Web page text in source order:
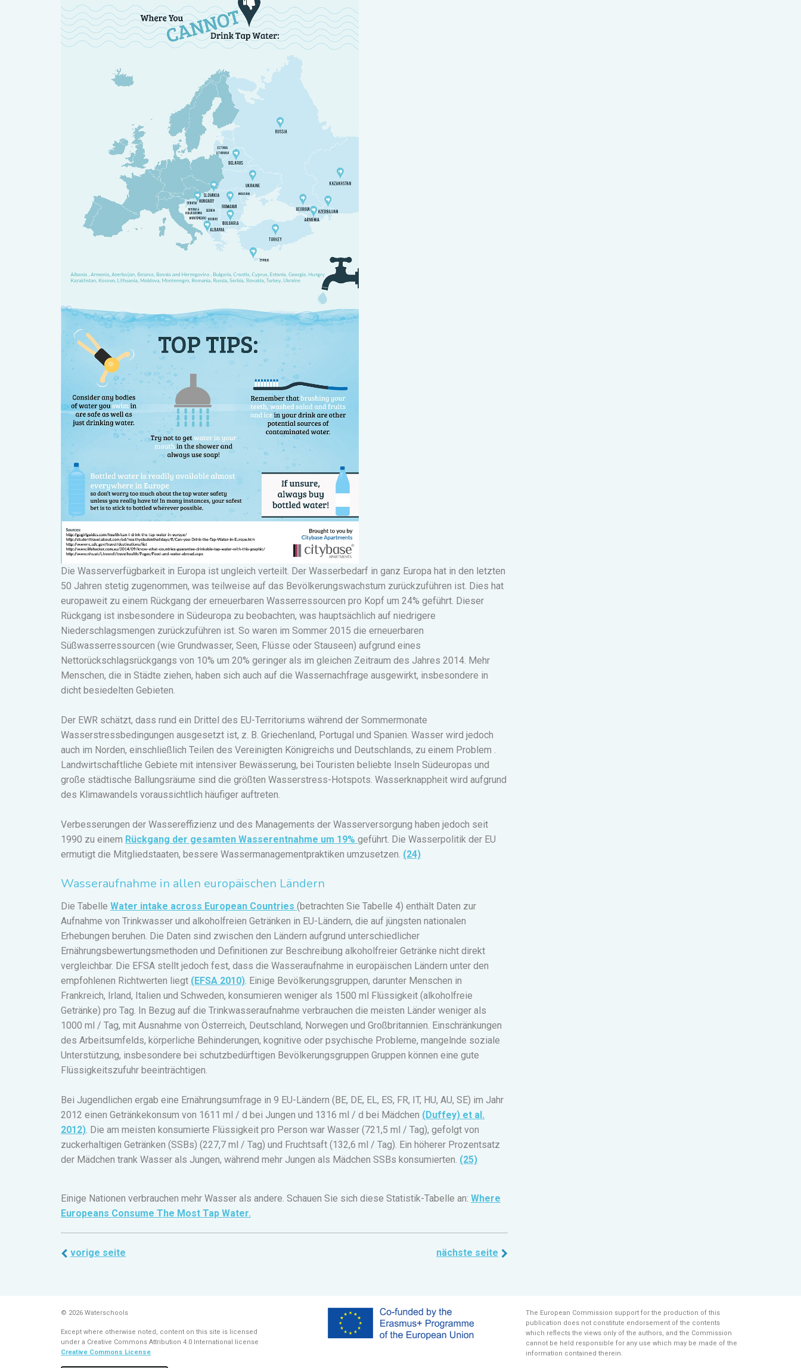
Die Wasserverfügbarkeit in Europa ist ungleich verteilt. Der Wasserbedarf in ganz Europa hat in den letzten
50 Jahren stetig zugenommen, was teilweise auf das Bevölkerungswachstum zurückzuführen ist. Dies hat
europaweit zu einem Rückgang der erneuerbaren Wasserressourcen pro Kopf um 24% geführt. Dieser
Rückgang ist insbesondere in Südeuropa zu beobachten, was hauptsächlich auf niedrigere
Niederschlagsmengen zurückzuführen ist. So waren im Sommer 2015 die erneuerbaren
Süßwasserressourcen (wie Grundwasser, Seen, Flüsse oder Stauseen) aufgrund eines
Nettorückschlagsrückgangs von 10% um 20% geringer als im gleichen Zeitraum des Jahres 2014. Mehr
Menschen, die in Städte ziehen, haben sich auch auf die Wassernachfrage ausgewirkt, insbesondere in
dicht besiedelten Gebieten.
Der EWR schätzt, dass rund ein Drittel des EU-Territoriums während der Sommermonate
Wasserstressbedingungen ausgesetzt ist, z. B. Griechenland, Portugal und Spanien. Wasser wird jedoch
auch im Norden, einschließlich Teilen des Vereinigten Königreichs und Deutschlands, zu einem Problem .
Landwirtschaftliche Gebiete mit intensiver Bewässerung, bei Touristen beliebte Inseln Südeuropas und
große städtische Ballungsräume sind die größten Wasserstress-Hotspots. Wasserknappheit wird aufgrund
des Klimawandels voraussichtlich häufiger auftreten.
Verbesserungen der Wassereffizienz und des Managements der Wasserversorgung haben jedoch seit
1990 zu einem Rückgang der gesamten Wasserentnahme um 19% geführt. Die Wasserpolitik der EU
ermutigt die Mitgliedstaaten, bessere Wassermanagementpraktiken umzusetzen. (24)
Wasseraufnahme in allen europäischen Ländern
Die Tabelle Water intake across European Countries (betrachten Sie Tabelle 4) enthält Daten zur
Aufnahme von Trinkwasser und alkoholfreien Getränken in EU-Ländern, die auf jüngsten nationalen
Erhebungen beruhen. Die Daten sind zwischen den Ländern aufgrund unterschiedlicher
Ernährungsbewertungsmethoden und Definitionen zur Beschreibung alkoholfreier Getränke nicht direkt
vergleichbar. Die EFSA stellt jedoch fest, dass die Wasseraufnahme in europäischen Ländern unter den
empfohlenen Richtwerten liegt (EFSA 2010). Einige Bevölkerungsgruppen, darunter Menschen in
Frankreich, Irland, Italien und Schweden, konsumieren weniger als 1500 ml Flüssigkeit (alkoholfreie
Getränke) pro Tag. In Bezug auf die Trinkwasseraufnahme verbrauchen die meisten Länder weniger als
1000 ml / Tag, mit Ausnahme von Österreich, Deutschland, Norwegen und Großbritannien. Einschränkungen
des Arbeitsumfelds, körperliche Behinderungen, kognitive oder psychische Probleme, mangelnde soziale
Unterstützung, insbesondere bei schutzbedürftigen Bevölkerungsgruppen Gruppen können eine gute
Flüssigkeitszufuhr beeinträchtigen.
Bei Jugendlichen ergab eine Ernährungsumfrage in 9 EU-Ländern (BE, DE, EL, ES, FR, IT, HU, AU, SE) im Jahr
2012 einen Getränkekonsum von 1611 ml / d bei Jungen und 1316 ml / d bei Mädchen (Duffey) et al.
2012). Die am meisten konsumierte Flüssigkeit pro Person war Wasser (721,5 ml / Tag), gefolgt von
zuckerhaltigen Getränken (SSBs) (227,7 ml / Tag) und Fruchtsaft (132,6 ml / Tag). Ein höherer Prozentsatz
der Mädchen trank Wasser als Jungen, während mehr Jungen als Mädchen SSBs konsumierten. (25)
Einige Nationen verbrauchen mehr Wasser als andere. Schauen Sie sich diese Statistik-Tabelle an: Where
Europeans Consume The Most Tap Water.
vorige seite nächste seite
© 2026 Waterschools
Except where otherwise noted, content on this site is licensed
under a Creative Commons Attribution 4.0 International license
Creative Commons License
The European Commission support for the production of this
publication does not constitute endorsement of the contents
which reflects the views only of the authors, and the Commission
cannot be held responsi­ble for any use which may be made of the
information contained therein.